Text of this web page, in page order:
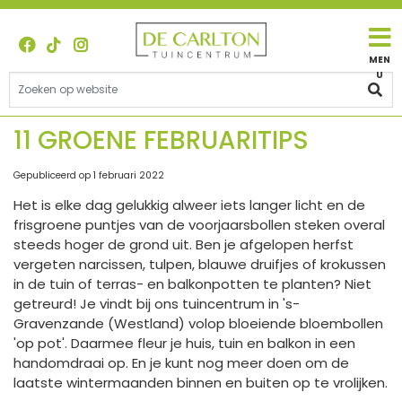
G
11 GROENE FEBRUARITIPS
Gepubliceerd op 1 februari 2022
Het is elke dag gelukkig alweer iets langer licht en de
frisgroene puntjes van de voorjaarsbollen steken overal
steeds hoger de grond uit. Ben je afgelopen herfst
vergeten narcissen, tulpen, blauwe druifjes of krokussen
in de tuin of terras- en balkonpotten te planten? Niet
getreurd! Je vindt bij ons tuincentrum in 's-
Gravenzande (Westland) volop bloeiende bloembollen
'op pot'. Daarmee fleur je huis, tuin en balkon in een
handomdraai op. En je kunt nog meer doen om de
laatste wintermaanden binnen en buiten op te vrolijken.